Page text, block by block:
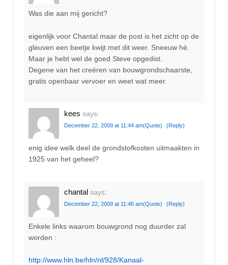
Was die aan mij gericht?
eigenlijk voor Chantal maar de post is het zicht op de
gleuven een beetje kwijt met dit weer. Sneeuw hè.
Maar je hebt wel de goed Steve opgedist.
Degene van het creëren van bouwgrondschaarste,
gratis openbaar vervoer en weet wat meer.
kees says:
December 22, 2009 at 11:44 am(Quote) (Reply)
enig idee welk deel de grondstofkosten uitmaakten in
1925 van het geheel?
chantal says:
December 22, 2009 at 11:46 am(Quote) (Reply)
Enkele links waarom bouwgrond nog duurder zal
worden :
http://www.hln.be/hln/nl/928/Kanaal-